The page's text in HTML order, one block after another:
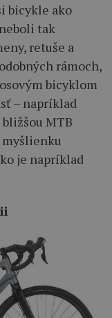
bicykle ako
neboli tak
retuše a
rámoch,
bicyklom
– napríklad
MTB
je napríklad